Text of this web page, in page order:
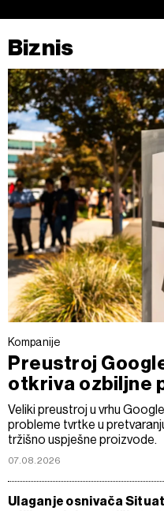
Biznis
Kompanije
Preustroj
otkriva ozbiljne
Veliki preustroj u vrhu
probleme tvrtke u
tržišno uspješne proizvode.
07.08.2026
Ulaganje osnivača